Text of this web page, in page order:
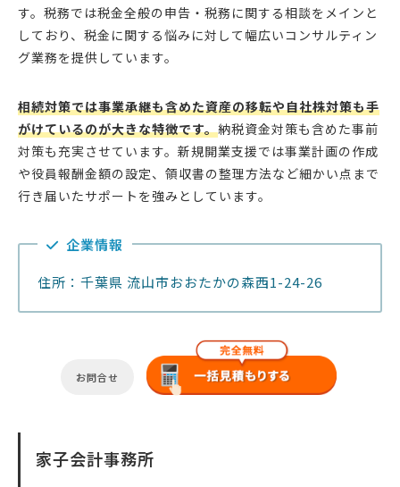
す。税務では税金全般の申告・税務に関する相談をメインと
しており、税金に関する悩みに対して幅広いコンサルティン
グ業務を提供しています。
相続対策では事業承継も含めた資産の移転や自社株対策も手
がけているのが大きな特徴です。納税資金対策も含めた事前
対策も充実させています。新規開業支援では事業計画の作成
や役員報酬金額の設定、領収書の整理方法など細かい点まで
行き届いたサポートを強みとしています。
企業情報
住所：千葉県 流山市おおたかの森西1-24-26
お問合せ
家子会計事務所